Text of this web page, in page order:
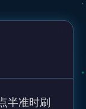
半准时刷